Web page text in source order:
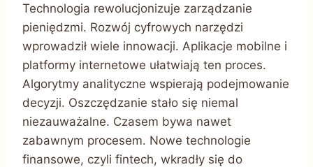
Technologia rewolucjonizuje zarządzanie
pieniędzmi. Rozwój cyfrowych narzędzi
wprowadził wiele innowacji. Aplikacje mobilne i
platformy internetowe ułatwiają ten proces.
Algorytmy analityczne wspierają podejmowanie
decyzji. Oszczędzanie stało się niemal
niezauważalne. Czasem bywa nawet
zabawnym procesem. Nowe technologie
finansowe, czyli fintech, wkradły się do